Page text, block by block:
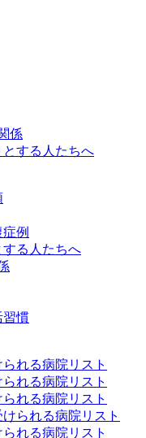
例
る人たちへ
習慣
れる病院リスト
れる病院リスト
れる病院リスト
られる病院リスト
れる病院リスト